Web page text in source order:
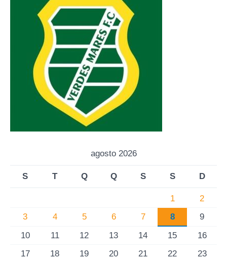
agosto 2026
S T Q Q S S D
1
2
3
4 5 6 7 8
9
10
11 12 13 14 15
16
17
18 19 20 21 22 23